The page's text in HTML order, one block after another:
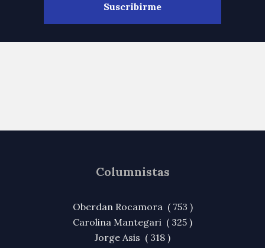
Columnistas
Oberdan Rocamora ( 753 )
Carolina Mantegari ( 325 )
Jorge Asis ( 318 )